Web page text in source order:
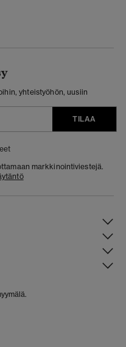
yhteistyöhön, uusiin
TILAA
markkinointiviestejä.